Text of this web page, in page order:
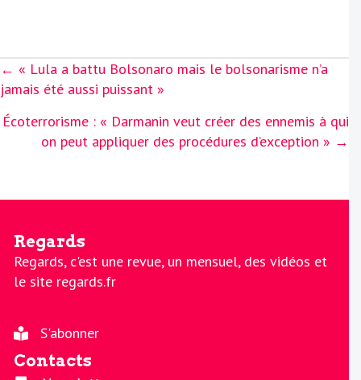
Posts
navigation
← « Lula a battu Bolsonaro mais le bolsonarisme n’a
jamais été aussi puissant »
Écoterrorisme : « Darmanin veut créer des ennemis à qui
on peut appliquer des procédures d’exception » →
Regards
Regards, c'est une revue, un mensuel, des vidéos et
le site regards.fr
S'abonner
Contacts